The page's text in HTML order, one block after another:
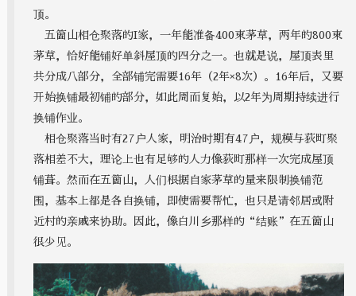
顶。
五箇山相仓聚落的I家，一年能准备400束茅草，两年的800束
茅草，恰好能铺好单斜屋顶的四分之一。也就是说，屋顶表里
共分成八部分，全部铺完需要16年（2年×8次）。16年后，又要
开始换铺最初铺的部分，如此周而复始，以2年为周期持续进行
换铺作业。
相仓聚落当时有27户人家，明治时期有47户，规模与荻町聚
落相差不大，理论上也有足够的人力像荻町那样一次完成屋顶
铺葺。然而在五箇山，人们根据自家茅草的量来限制换铺范
围，基本上都是各自换铺，即使需要帮忙，也只是请邻居或附
近村的亲戚来协助。因此，像白川乡那样的“结账”在五箇山
很少见。